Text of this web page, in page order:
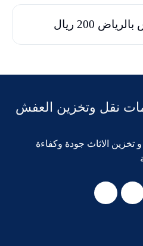
200 ريال
نقل وتخزين العفش
الاثاث جودة وكفاءة